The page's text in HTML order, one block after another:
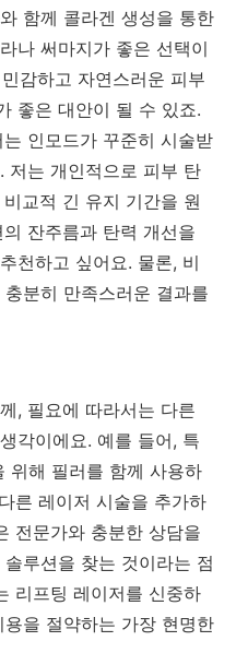
함께 콜라겐 생성을 통한
나 써마지가 좋은 선택이
감하고 자연스러운 피부
좋은 대안이 될 수 있죠.
인모드가 꾸준히 시술받
저는 개인적으로 피부 탄
교적 긴 유지 기간을 원
잔주름과 탄력 개선을
천하고 싶어요. 물론, 비
분히 만족스러운 결과를
, 필요에 따라서는 다른
각이에요. 예를 들어, 특
위해 필러를 함께 사용하
른 레이저 시술을 추가하
전문가와 충분한 상담을
루션을 찾는 것이라는 점
리프팅 레이저를 신중하
을 절약하는 가장 현명한